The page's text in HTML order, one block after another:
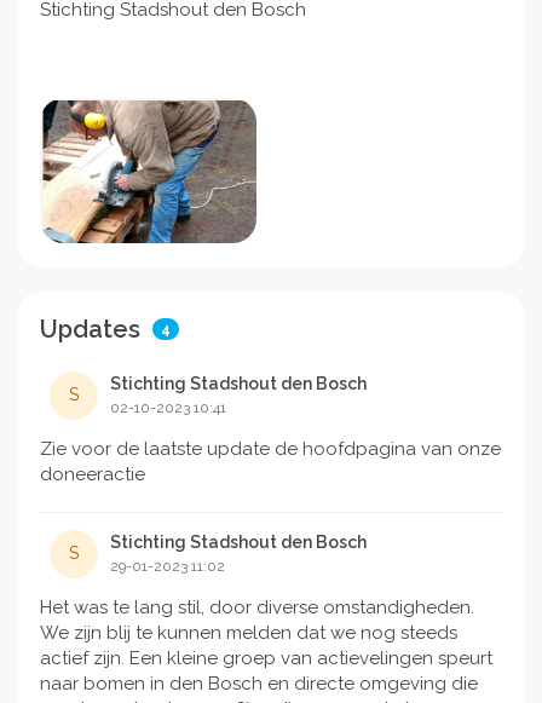
Stichting Stadshout den Bosch
Updates 4
S
Stichting Stadshout den Bosch
02-10-2023 10:41
Zie voor de laatste update de hoofdpagina van onze
doneeractie
S
Stichting Stadshout den Bosch
29-01-2023 11:02
Het was te lang stil, door diverse omstandigheden.
We zijn blij te kunnen melden dat we nog steeds
actief zijn. Een kleine groep van actievelingen speurt
naar bomen in den Bosch en directe omgeving die